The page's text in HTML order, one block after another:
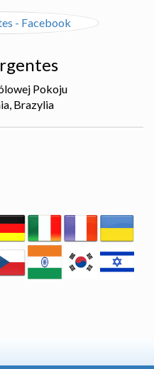
Pokoju
Brazylia